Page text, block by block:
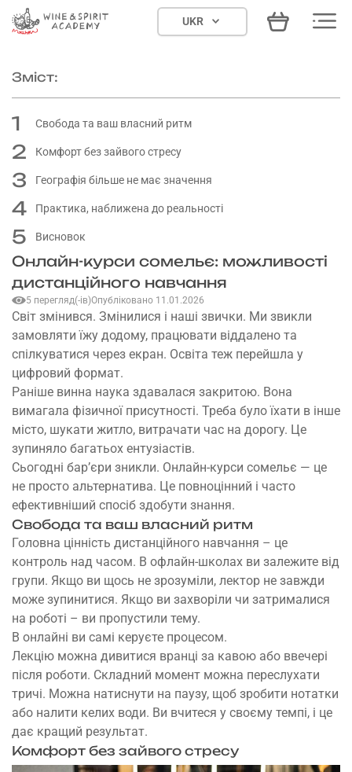
UKR
Онлайн-курси сомельє: можливості
дистанційного навчання
5 перегляд(-ів)Опубліковано 11.01.2026
Світ змінився. Змінилися і наші звички. Ми звикли
замовляти їжу додому, працювати віддалено та
спілкуватися через екран. Освіта теж перейшла у
цифровий формат.
Раніше винна наука здавалася закритою. Вона
вимагала фізичної присутності. Треба було їхати в інше
місто, шукати житло, витрачати час на дорогу. Це
зупиняло багатьох ентузіастів.
Сьогодні бар’єри зникли. Онлайн-курси сомельє — це
не просто альтернатива. Це повноцінний і часто
ефективніший спосіб здобути знання.
Свобода та ваш власний ритм
Головна цінність дистанційного навчання – це
контроль над часом. В офлайн-школах ви залежите від
групи. Якщо ви щось не зрозуміли, лектор не завжди
може зупинитися. Якщо ви захворіли чи затрималися
на роботі – ви пропустили тему.
В онлайні ви самі керуєте процесом.
Лекцію можна дивитися вранці за кавою або ввечері
після роботи. Складний момент можна переслухати
тричі. Можна натиснути на паузу, щоб зробити нотатки
або налити келих води. Ви вчитеся у своєму темпі, і це
дає кращий результат.
Комфорт без зайвого стресу
Зміст:
1 Свобода та ваш власний ритм
2 Комфорт без зайвого стресу
3 Географія більше не має значення
4 Практика, наближена до реальності
5 Висновок